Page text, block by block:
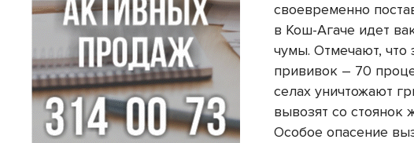
своевременно
в Кош-Агаче идет
чумы. Отмечают, что
прививок – 70
селах уничтожают
вывозят со стоянок
Особое опасение